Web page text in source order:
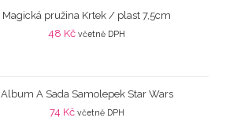
Magická pružina Krtek / plast 7,5cm
48 Kč včetně DPH
Album A Sada Samolepek Star Wars
74 Kč včetně DPH